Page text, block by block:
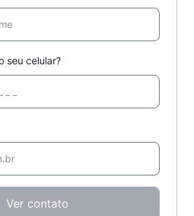
seu celular?
Ver contato